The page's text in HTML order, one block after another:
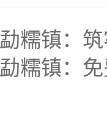
勐糯镇：
勐糯镇：